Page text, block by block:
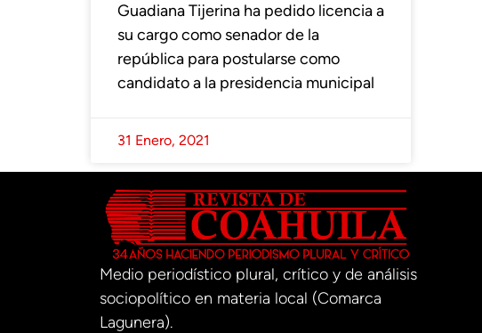
Guadiana Tijerina ha pedido licencia a
su cargo como senador de la
república para postularse como
candidato a la presidencia municipal
31 Enero, 2021
Medio periodístico plural, crítico y de análisis
sociopolítico en materia local (Comarca
Lagunera).